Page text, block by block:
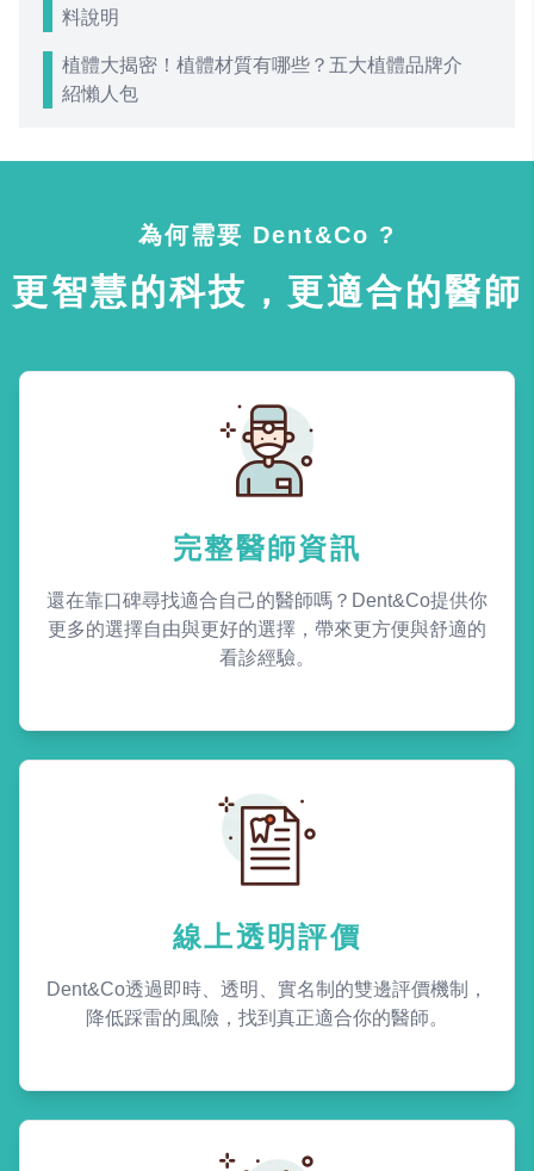
料說明
植體大揭密！植體材質有哪些？五大植體品牌介
紹懶人包
為何需要 Dent&Co ?
更智慧的科技，更適合的醫師
完整醫師資訊
還在靠口碑尋找適合自己的醫師嗎？Dent&Co提供你
更多的選擇自由與更好的選擇，帶來更方便與舒適的
看診經驗。
線上透明評價
Dent&Co透過即時、透明、實名制的雙邊評價機制，
降低踩雷的風險，找到真正適合你的醫師。